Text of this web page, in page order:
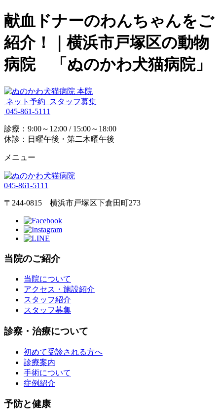
献血ドナーのわんちゃんをご
紹介！｜横浜市戸塚区の動物
病院 「ぬのかわ犬猫病院」
ネット予約
スタッフ募集
045-861-5111
診療：9:00～12:00 / 15:00～18:00
休診：日曜午後・第二木曜午後
メニュー
045-861-5111
〒244-0815 横浜市戸塚区下倉田町273
当院のご紹介
当院について
アクセス・施設紹介
スタッフ紹介
スタッフ募集
診察・治療について
初めて受診される方へ
診療案内
手術について
症例紹介
予防と健康